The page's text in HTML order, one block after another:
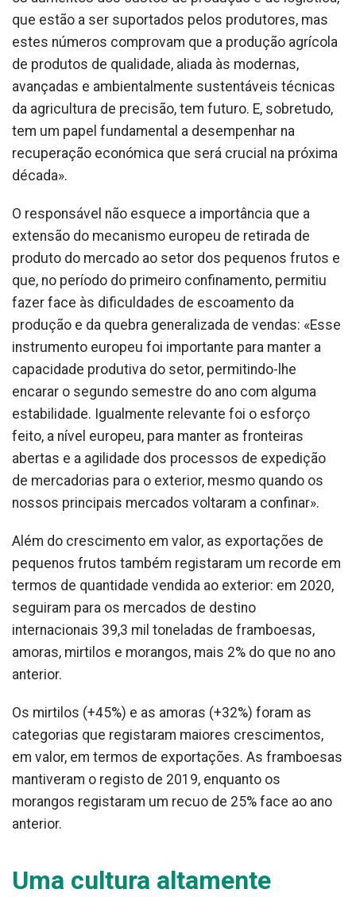
que estão a ser suportados pelos produtores, mas
estes números comprovam que a produção agrícola
de produtos de qualidade, aliada às modernas,
avançadas e ambientalmente sustentáveis técnicas
da agricultura de precisão, tem futuro. E, sobretudo,
tem um papel fundamental a desempenhar na
recuperação económica que será crucial na próxima
década».
O responsável não esquece a importância que a
extensão do mecanismo europeu de retirada de
produto do mercado ao setor dos pequenos frutos e
que, no período do primeiro confinamento, permitiu
fazer face às dificuldades de escoamento da
produção e da quebra generalizada de vendas: «Esse
instrumento europeu foi importante para manter a
capacidade produtiva do setor, permitindo-lhe
encarar o segundo semestre do ano com alguma
estabilidade. Igualmente relevante foi o esforço
feito, a nível europeu, para manter as fronteiras
abertas e a agilidade dos processos de expedição
de mercadorias para o exterior, mesmo quando os
nossos principais mercados voltaram a confinar».
Além do crescimento em valor, as exportações de
pequenos frutos também registaram um recorde em
termos de quantidade vendida ao exterior: em 2020,
seguiram para os mercados de destino
internacionais 39,3 mil toneladas de framboesas,
amoras, mirtilos e morangos, mais 2% do que no ano
anterior.
Os mirtilos (+45%) e as amoras (+32%) foram as
categorias que registaram maiores crescimentos,
em valor, em termos de exportações. As framboesas
mantiveram o registo de 2019, enquanto os
morangos registaram um recuo de 25% face ao ano
anterior.
Uma cultura altamente